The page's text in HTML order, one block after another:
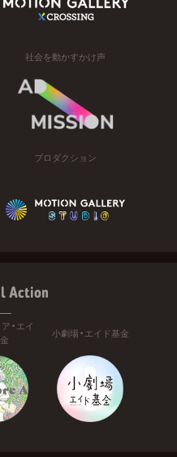
社会を動かすかけ声
プロダクション
Action
・エイ
小劇場・エイド基金